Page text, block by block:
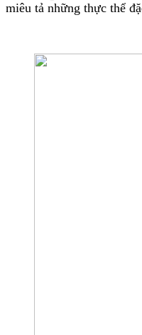
miêu tả những thực thể